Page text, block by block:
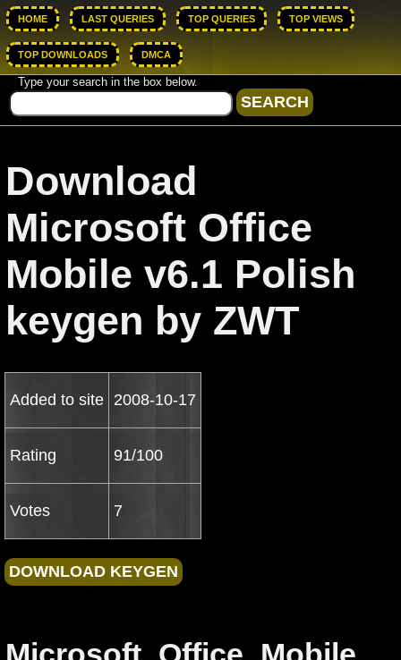
HOME LAST QUERIES TOP QUERIES TOP VIEWS
TOP DOWNLOADS DMCA
Type your search in the box below.
Download
Microsoft Office
Mobile v6.1 Polish
keygen by ZWT
Added to site 2008-10-17
Rating 91/100
Votes 7